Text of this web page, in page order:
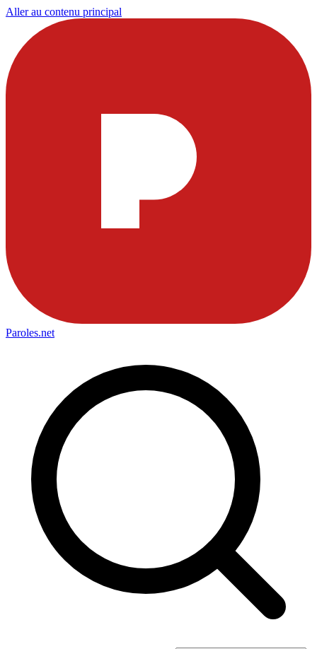
Aller au contenu principal
Paroles.net